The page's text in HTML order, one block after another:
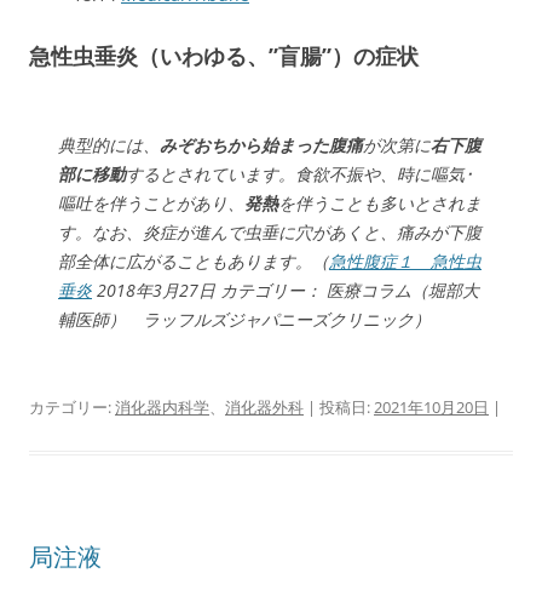
急性虫垂炎（いわゆる、”盲腸”）の症状
典型的には、 みぞおちから始まった腹痛が次第に右下腹
部に移動するとされています。食欲不振や、時に嘔気･
嘔吐を伴うことがあり、 発熱を伴うことも多いとされま
す。なお、炎症が進んで虫垂に穴があくと、痛みが下腹
部全体に広がることもあります。（急性腹症１ 急性虫
垂炎 2018年3月27日 カテゴリー： 医療コラム（堀部大
輔医師） ラッフルズジャパニーズクリニック）
カテゴリー:消化器内科学、 消化器外科 | 投稿日:2021年10月20日 |
局注液